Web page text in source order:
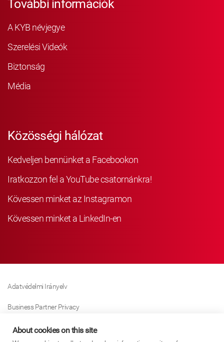
További információk
A KYB névjegye
Szerelési Videók
Biztonság
Média
Közösségi hálózat
Kedveljen bennünket a Facebookon
Iratkozzon fel a YouTube csatornánkra!
Kövessen minket az Instagramon
Kövessen minket a LinkedIn-en
Adatvédelmi Irányelv
Business Partner Privacy
Sütikre Vonatkozó Irányelv
About cookies on this site